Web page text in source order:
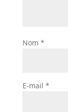
Nom *
E-mail *